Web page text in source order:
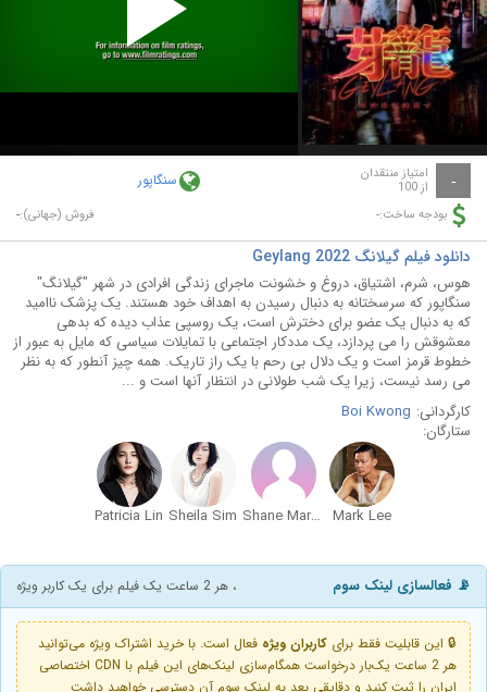
Play
Video
- امتیاز منتقدان
از 100 سنگاپور
بودجه ساخت:- فروش (جهانی):-
دانلود فیلم گیلانگ Geylang 2022
هوس، شرم، اشتیاق، دروغ و خشونت ماجرای زندگی افرادی در شهر "گیلانگ"
سنگاپور که سرسختانه به دنبال رسیدن به اهداف خود هستند. یک پزشک ناامید
که به دنبال یک عضو برای دخترش است، یک روسپی عذاب دیده که بدهی
معشوقش را می پردازد، یک مددکار اجتماعی با تمایلات سیاسی که مایل به عبور از
خطوط قرمز است و یک دلال بی رحم با یک راز تاریک. همه چیز آنطور که به نظر
می رسد نیست، زیرا یک شب طولانی در انتظار آنها است و ...
کارگردانی: Boi Kwong
ستارگان:
Mark Lee
Shane Mardjuki
Sheila Sim
Patricia Lin
📡 فعالسازی لینک سوم ، هر 2 ساعت یک فیلم برای یک کاربر ویژه
🔒 این قابلیت فقط برای کاربران ویژه فعال است. با خرید اشتراک ویژه می‌توانید
هر 2 ساعت یک‌بار درخواست همگام‌سازی لینک‌های این فیلم با CDN اختصاصی
ایران را ثبت کنید و دقایقی بعد به لینک سوم آن دسترسی خواهید داشت